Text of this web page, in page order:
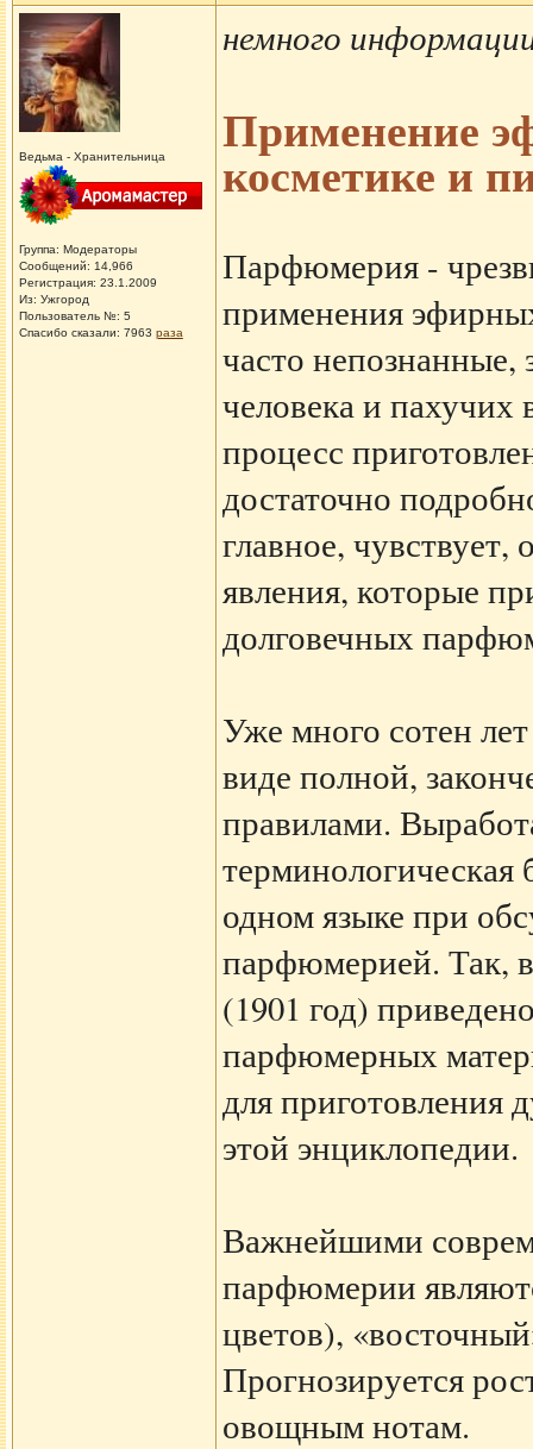
Ведьма - Хранительница
Группа: Модераторы
Сообщений: 14,966
Регистрация: 23.1.2009
Из: Ужгород
Пользователь №: 5
Спасибо сказали: 7963 раза
немного
Применение
косметике и
Парфюмерия -
применения
часто непознанные,
человека и пахучих
процесс
достаточно
главное,
явления, которые
долговечных
Уже много сотен
виде полной,
правилами.
терминологическая
одном языке при
парфюмерией. Так,
(1901 год)
парфюмерных
для приготовления
этой энциклопедии.
Важнейшими
парфюмерии
цветов),
Прогнозируется
овощным нотам.